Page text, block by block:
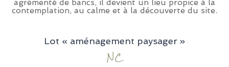
agrémenté de bancs, il devient un lieu propice à la
contemplation, au calme et à la découverte du site.
Lot « aménagement paysager »
NC